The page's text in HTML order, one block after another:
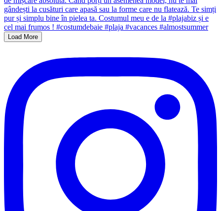
Load More